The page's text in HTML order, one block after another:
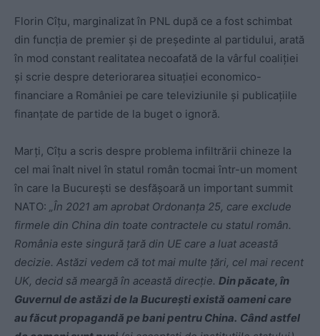
Florin Cîțu, marginalizat în PNL după ce a fost schimbat
din funcția de premier și de președinte al partidului, arată
în mod constant realitatea necoafată de la vârful coaliției
și scrie despre deteriorarea situației economico-
financiare a României pe care televiziunile și publicațiile
finanțate de partide de la buget o ignoră.
Marți, Cîțu a scris despre problema infiltrării chineze la
cel mai înalt nivel în statul român tocmai într-un moment
în care la București se desfășoară un important summit
NATO:
„În 2021 am aprobat Ordonanța 25, care exclude
firmele din China din toate contractele cu statul român.
România este singură țară din UE care a luat această
decizie. Astăzi vedem că tot mai multe țări, cel mai recent
UK, decid să meargă în această direcție. Din păcate, în
Guvernul de astăzi de la București există oameni care
au făcut propagandă pe bani pentru China. Când astfel